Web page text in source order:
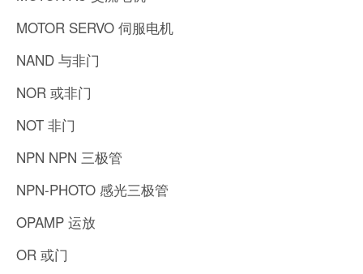
MOTOR SERVO 伺服电机
NAND 与非门
NOR 或非门
NOT 非门
NPN NPN 三极管
NPN-PHOTO 感光三极管
OPAMP 运放
OR 或门